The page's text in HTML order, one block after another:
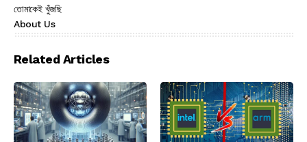
তোমাকেই খুঁজছি
About Us
Related Articles